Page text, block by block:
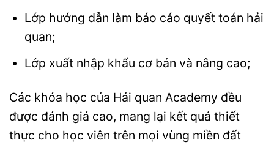
Lớp hướng dẫn làm báo cáo quyết toán hải
quan;
Lớp xuất nhập khẩu cơ bản và nâng cao;
Các khóa học của Hải quan Academy đều
được đánh giá cao, mang lại kết quả thiết
thực cho học viên trên mọi vùng miền đất